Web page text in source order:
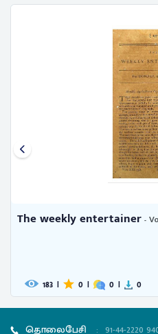
The weekly entertainer-
183 | 0 | 0 | 0
தொலைபேசி : 91-44-2220